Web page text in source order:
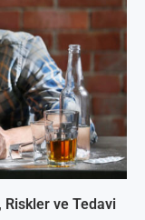
Riskler ve Tedavi